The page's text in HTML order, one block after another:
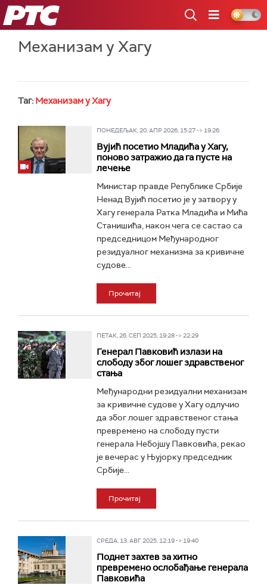
РТС
Механизам у Хагу
Таг: Механизам у Хагу
ПОНЕДЕЉАК, 20. АПР 2026, 15:27 -> 19:26
Вујић посетио Младића у Хагу,
поново затражио да га пусте на
лечење
Министар правде Републике Србије
Ненад Вујић посетио је у затвору у
Хагу генерала Ратка Младића и Мића
Станишића, након чега се састао са
председницом Међународног
резидуалног механизма за кривичне
судове...
Прочитај
ПЕТАК, 26. СЕП 2025, 19:28 -> 22:29
Генерал Павковић излази на
слободу због лошег здравственог
стања
Међународни резидуални механизам
за кривичне судове у Хагу одлучио
да због лошег здравственог стања
превремено на слободу пусти
генерала Небојшу Павковића, рекао
је вечерас у Њујорку председник
Србије...
Прочитај
СРЕДА, 13. АВГ 2025, 12:19 -> 19:40
Поднет захтев за хитно
превремено ослобађање генерала
Павковића